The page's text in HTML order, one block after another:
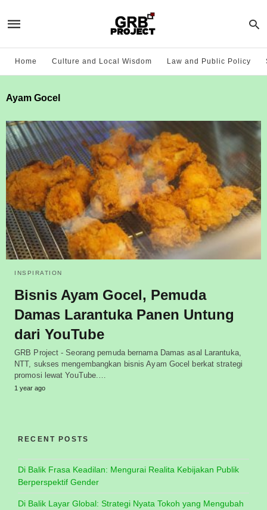
Home Culture and Local Wisdom Law and Public Policy
Ayam Gocel
INSPIRATION
Bisnis Ayam Gocel, Pemuda
Damas Larantuka Panen Untung
dari YouTube
GRB Project - Seorang pemuda bernama Damas asal Larantuka,
NTT, sukses mengembangkan bisnis Ayam Gocel berkat strategi
promosi lewat YouTube.…
1 year ago
RECENT POSTS
Di Balik Frasa Keadilan: Mengurai Realita Kebijakan Publik
Berperspektif Gender
Di Balik Layar Global: Strategi Nyata Tokoh yang Mengubah